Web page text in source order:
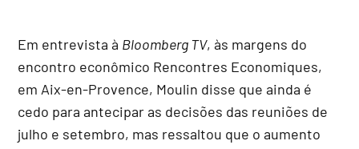
Em entrevista à Bloomberg TV, às margens do
encontro econômico Rencontres Economiques,
em Aix-en-Provence, Moulin disse que ainda é
cedo para antecipar as decisões das reuniões de
julho e setembro, mas ressaltou que o aumento